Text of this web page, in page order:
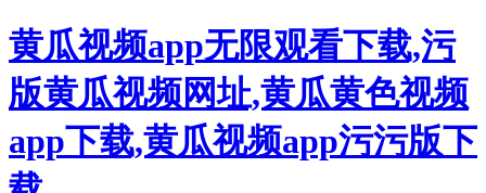
黄瓜视频app无限观看下载,污
版黄瓜视频网址,黄瓜黄色视频
app下载,黄瓜视频app污污版下